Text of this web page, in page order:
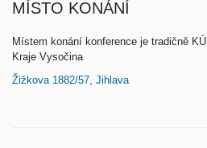
MÍSTO KONÁNÍ
Místem konání konference je tradičně KÚ
Kraje Vysočina
Žižkova 1882/57, Jihlava